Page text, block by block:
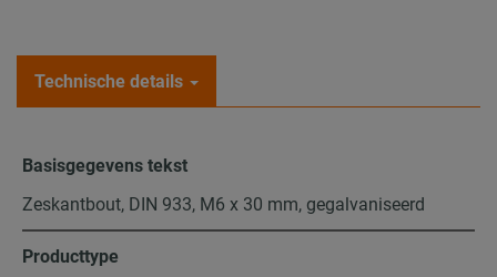
Technische details
Basisgegevens tekst
Zeskantbout, DIN 933, M6 x 30 mm, gegalvaniseerd
Producttype